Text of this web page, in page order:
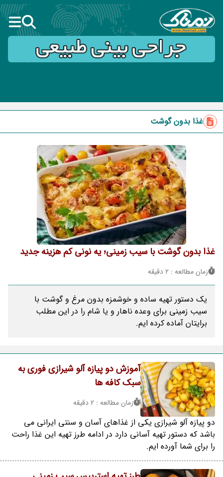
غذا بدون گوشت
غذا بدون گوشت با سیب زمینی؛ یه نونی کم هزینه جدید
زمان مطالعه : 2 دقیقه
یک دستور تهیه ساده و خوشمزه بدون مرغ و گوشت با
سیب زمینی برای وعده ناهار و یا شام را در این مطلب
برایتان آماده کرده ایم.
آموزش دو پیازه آلو شیرازی فوری به
سبک کافه ها
زمان مطالعه : 2 دقیقه
دو پیازه آلو شیرازی یکی از غذاهای آسان و سنتی ایرانی می
باشد که دستور تهیه آسانی دارد در ادامه طرز تهیه این غذا راحت
را برای شما آورده ایم.